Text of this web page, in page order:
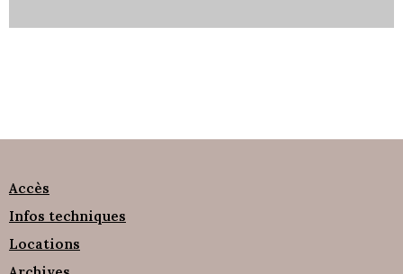
Accès
Infos techniques
Locations